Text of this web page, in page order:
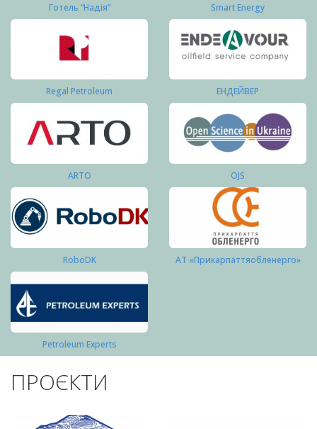
Готель “Надія” Smart Energy
Regal Petroleum ЕНДЕЙВЕР
ARTO OJS
RoboDK АТ «Прикарпаттяобленерго»
Petroleum Experts
ПРОЄКТИ